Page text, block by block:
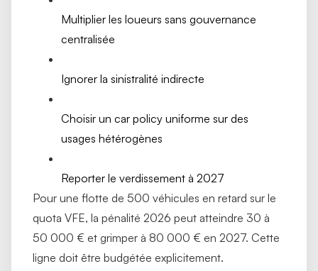
Multiplier les loueurs sans gouvernance
centralisée
Ignorer la sinistralité indirecte
Choisir un car policy uniforme sur des
usages hétérogènes
Reporter le verdissement à 2027
Pour une flotte de 500 véhicules en retard sur le
quota VFE, la pénalité 2026 peut atteindre 30 à
50 000 € et grimper à 80 000 € en 2027. Cette
ligne doit être budgétée explicitement.